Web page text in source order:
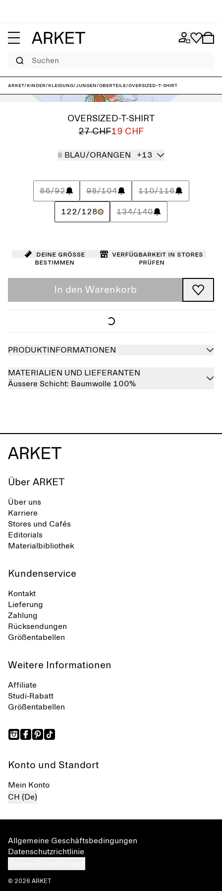
Suchen
ARKET/Kinder/Kleidung/Jungen/Oberteile/Oversized-T-Shirt
OVERSIZED-T-SHIRT
27 CHF19 CHF
BLAU/ORANGEN +13
86/92 98/104 110/116
122/128 134/140
Deine Größe
bestimmen
Verfügbarkeit in Stores
prüfen
In den Warenkorb
PRODUKTINFORMATIONEN
MATERIALIEN UND LIEFERANTEN
Äussere Schicht: Baumwolle 100%
Über ARKET
Über uns
Karriere
Stores und Cafés
Editorials
Materialbibliothek
Kundenservice
Kontakt
Lieferung
Zahlung
Rücksendungen
Größentabellen
Weitere Informationen
Affiliate
Studi-Rabatt
Größentabellen
Konto und Standort
Mein Konto
CH (De)
Allgemeine Geschäftsbedingungen
Datenschutzrichtlinie
© 2026 ARKET